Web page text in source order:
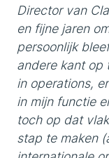
Director van
en fijne jaren
persoonlijk
andere kant op
in operations,
in mijn functie
toch op dat
stap te maken